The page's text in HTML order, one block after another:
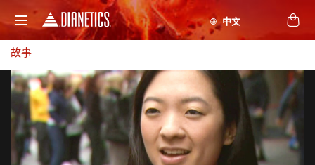
故事